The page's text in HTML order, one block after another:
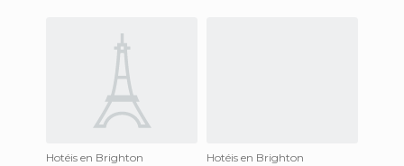
Hotéis en Brighton
Hotéis en Brighton